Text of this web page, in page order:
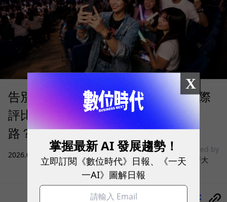
告別「極速迷思」！Opensignal 國際
評比揭密：什麼才是 5G 時代的好網
路？
2026.08.03| 3C生活
sponsored by
台灣大哥大
X
掌握最新 AI 發展趨勢！
立即訂閱《數位時代》日報、《一天
一AI》圖解日報